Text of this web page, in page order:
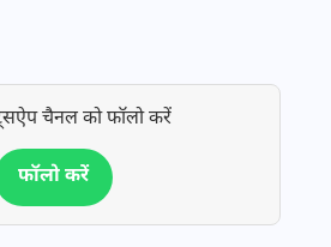
चैनल को फॉलो करें
फॉलो करें